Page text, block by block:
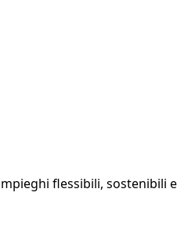
flessibili, sostenibili